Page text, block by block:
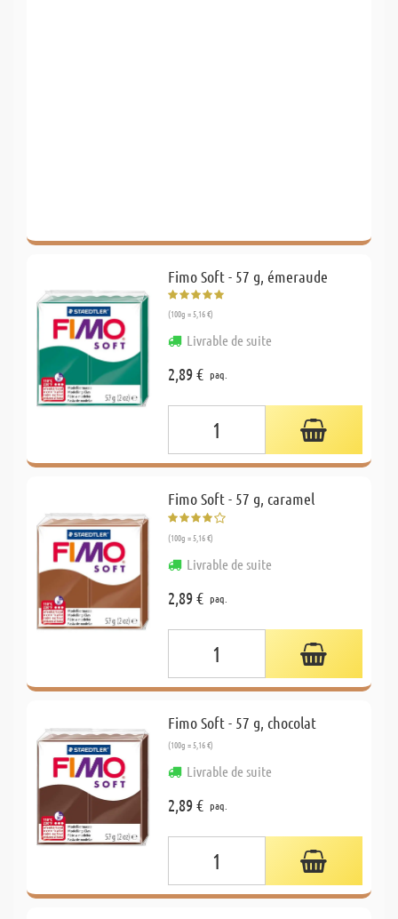
Fimo Soft - 57 g, émeraude
(100g = 5,16 €)
Livrable de suite
2,89 € paq.
Fimo Soft - 57 g, caramel
(100g = 5,16 €)
Livrable de suite
2,89 € paq.
Fimo Soft - 57 g, chocolat
(100g = 5,16 €)
Livrable de suite
2,89 € paq.